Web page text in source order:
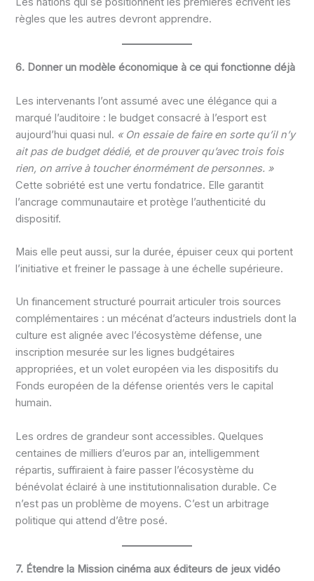
règles que les autres devront apprendre.
6. Donner un modèle économique à ce qui fonctionne déjà
Les intervenants l’ont assumé avec une élégance qui a
marqué l’auditoire : le budget consacré à l’esport est
aujourd’hui quasi nul. « On essaie de faire en sorte qu’il n’y
ait pas de budget dédié, et de prouver qu’avec trois fois
rien, on arrive à toucher énormément de personnes. »
Cette sobriété est une vertu fondatrice. Elle garantit
l’ancrage communautaire et protège l’authenticité du
dispositif.
Mais elle peut aussi, sur la durée, épuiser ceux qui portent
l’initiative et freiner le passage à une échelle supérieure.
Un financement structuré pourrait articuler trois sources
complémentaires : un mécénat d’acteurs industriels dont la
culture est alignée avec l’écosystème défense, une
inscription mesurée sur les lignes budgétaires
appropriées, et un volet européen via les dispositifs du
Fonds européen de la défense orientés vers le capital
humain.
Les ordres de grandeur sont accessibles. Quelques
centaines de milliers d’euros par an, intelligemment
répartis, suffiraient à faire passer l’écosystème du
bénévolat éclairé à une institutionnalisation durable. Ce
n’est pas un problème de moyens. C’est un arbitrage
politique qui attend d’être posé.
7. Étendre la Mission cinéma aux éditeurs de jeux vidéo